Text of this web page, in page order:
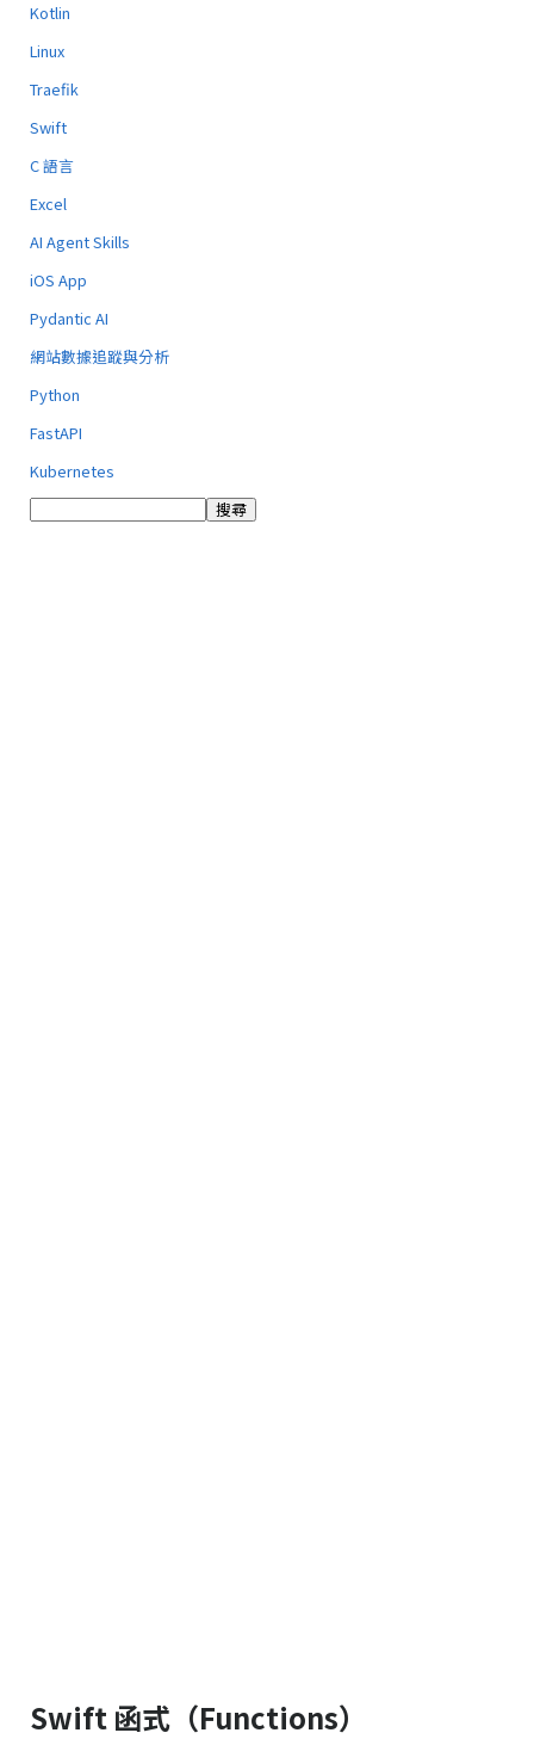
Kotlin
Linux
Traefik
Swift
C 語言
Excel
AI Agent Skills
iOS App
Pydantic AI
網站數據追蹤與分析
Python
FastAPI
Kubernetes
Swift 函式（Functions）